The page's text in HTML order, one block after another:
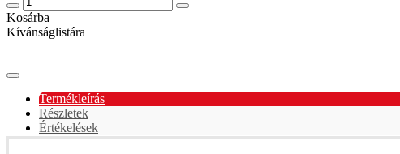
Kosárba
Kívánságlistára
Termékleírás
Részletek
Értékelések